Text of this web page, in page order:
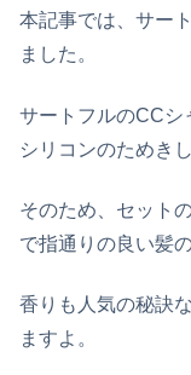
本記事では、サー
ました。
サートフルのCCシ
シリコンのためき
そのため、セット
で指通りの良い髪
香りも人気の秘訣
ますよ。